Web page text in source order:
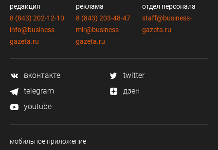
редакция
8 (843) 202-12-10
info@business-
gazeta.ru
реклама
8 (843) 203-48-47
mir@business-
gazeta.ru
отдел персонала
staff@business-
gazeta.ru
вконтакте
twitter
telegram
дзен
youtube
мобильное приложение